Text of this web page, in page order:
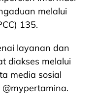
melalui
135.
layanan dan
diakses melalui
media sosial